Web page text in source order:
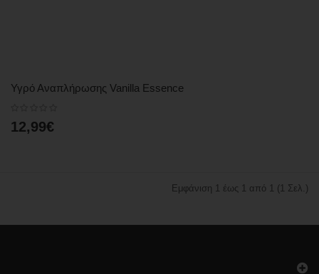
Υγρό Αναπλήρωσης Vanilla Essence
12,99€
Εμφάνιση 1 έως 1 από 1 (1 Σελ.)